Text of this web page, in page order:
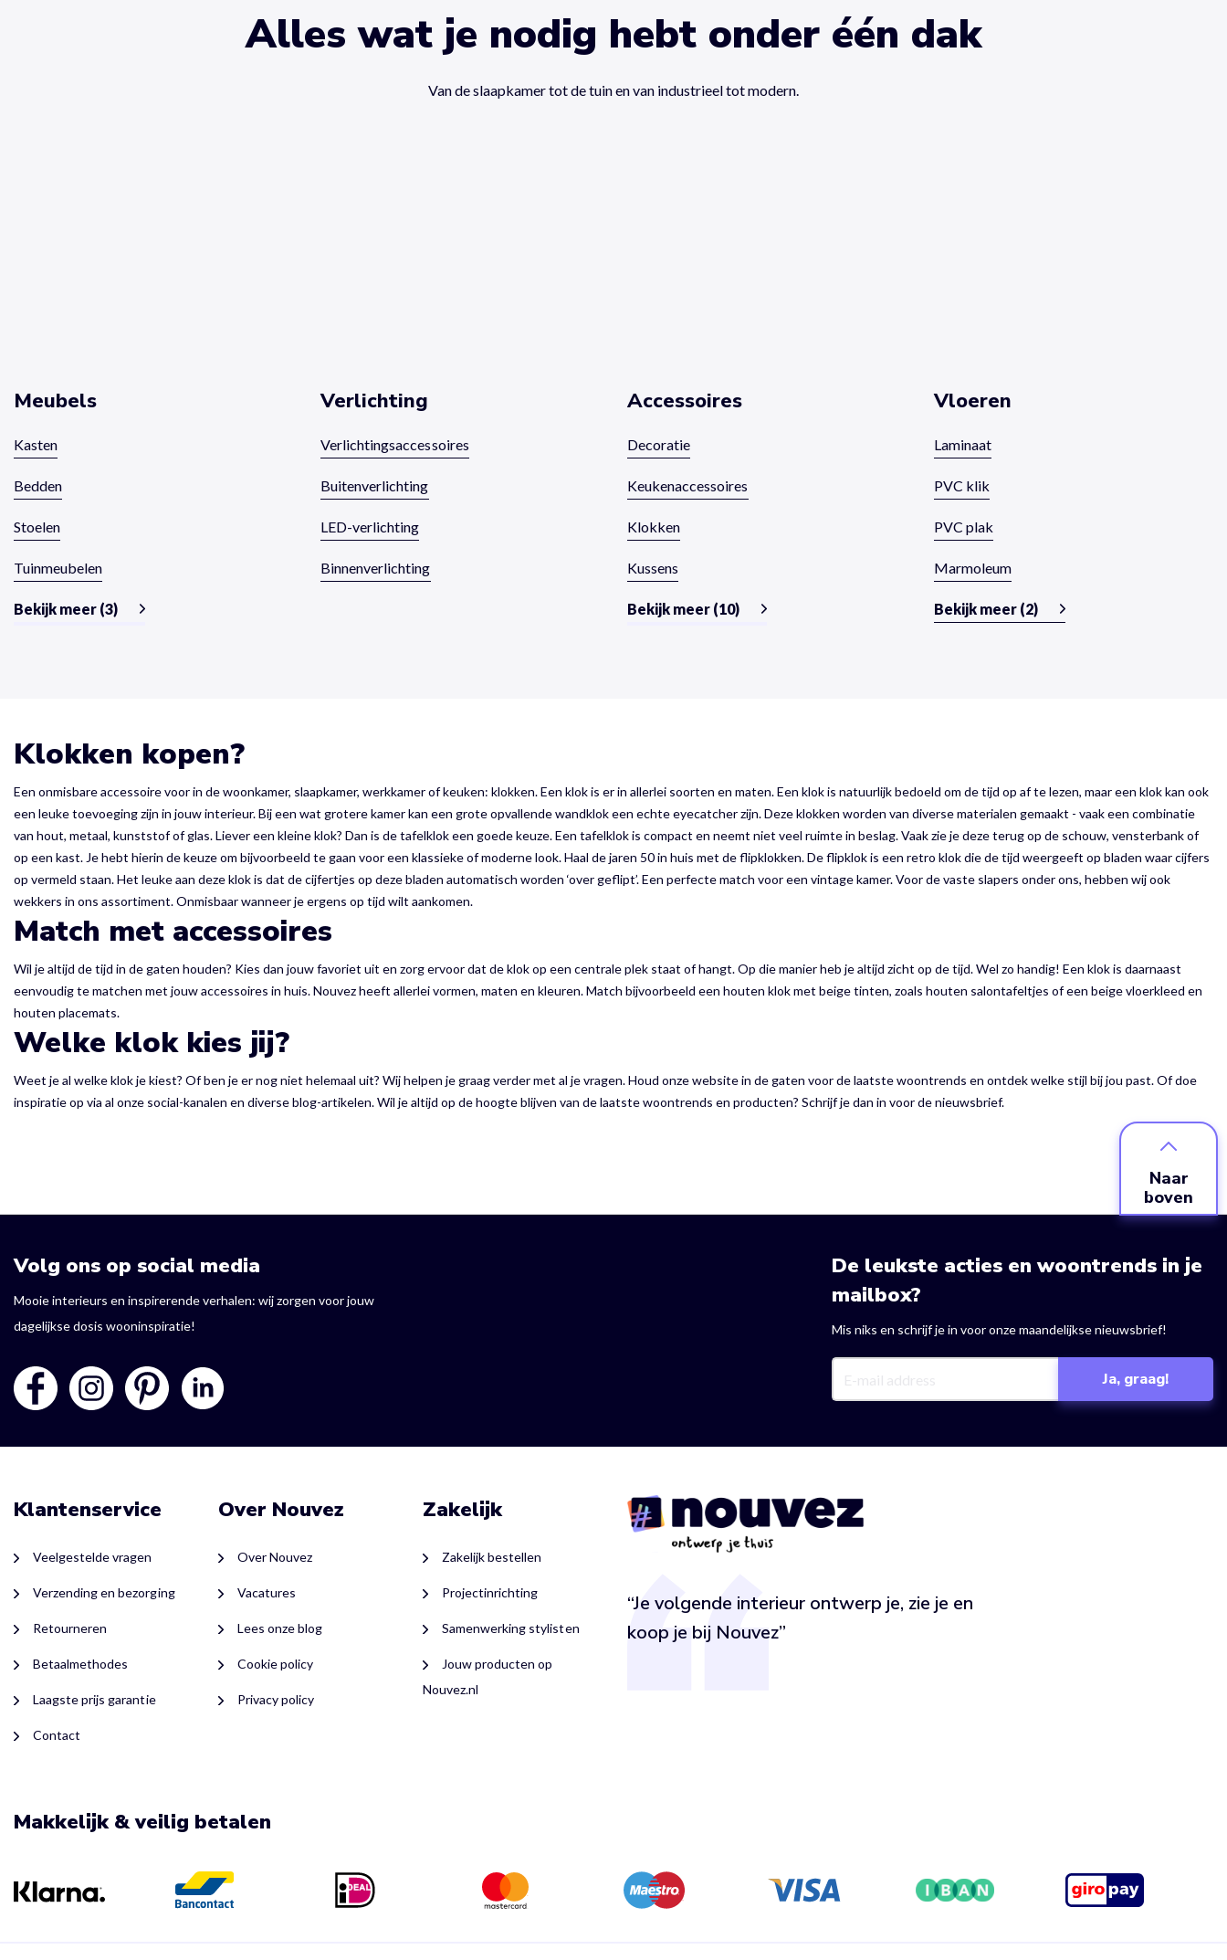
Alles wat je nodig hebt onder één dak
Van de slaapkamer tot de tuin en van industrieel tot modern.
Meubels
Kasten
Bedden
Stoelen
Tuinmeubelen
Bekijk meer (3)
Verlichting
Verlichtingsaccessoires
Buitenverlichting
LED-verlichting
Binnenverlichting
Accessoires
Decoratie
Keukenaccessoires
Klokken
Kussens
Bekijk meer (10)
Vloeren
Laminaat
PVC klik
PVC plak
Marmoleum
Bekijk meer (2)
Klokken kopen?
Een onmisbare accessoire voor in de woonkamer, slaapkamer, werkkamer of keuken: klokken. Een klok is er in allerlei soorten en maten. Een klok is natuurlijk bedoeld om de tijd op af te lezen, maar een klok kan ook
een leuke toevoeging zijn in jouw interieur. Bij een wat grotere kamer kan een grote opvallende wandklok een echte eyecatcher zijn. Deze klokken worden van diverse materialen gemaakt - vaak een combinatie
van hout, metaal, kunststof of glas. Liever een kleine klok? Dan is de tafelklok een goede keuze. Een tafelklok is compact en neemt niet veel ruimte in beslag. Vaak zie je deze terug op de schouw, vensterbank of
op een kast. Je hebt hierin de keuze om bijvoorbeeld te gaan voor een klassieke of moderne look. Haal de jaren 50 in huis met de flipklokken. De flipklok is een retro klok die de tijd weergeeft op bladen waar cijfers
op vermeld staan. Het leuke aan deze klok is dat de cijfertjes op deze bladen automatisch worden ‘over geflipt’. Een perfecte match voor een vintage kamer. Voor de vaste slapers onder ons, hebben wij ook
wekkers in ons assortiment. Onmisbaar wanneer je ergens op tijd wilt aankomen.
Match met accessoires
Wil je altijd de tijd in de gaten houden? Kies dan jouw favoriet uit en zorg ervoor dat de klok op een centrale plek staat of hangt. Op die manier heb je altijd zicht op de tijd. Wel zo handig! Een klok is daarnaast
eenvoudig te matchen met jouw accessoires in huis. Nouvez heeft allerlei vormen, maten en kleuren. Match bijvoorbeeld een houten klok met beige tinten, zoals houten salontafeltjes of een beige vloerkleed en
houten placemats.
Welke klok kies jij?
Weet je al welke klok je kiest? Of ben je er nog niet helemaal uit? Wij helpen je graag verder met al je vragen. Houd onze website in de gaten voor de laatste woontrends en ontdek welke stijl bij jou past. Of doe
inspiratie op via al onze social-kanalen en diverse blog-artikelen. Wil je altijd op de hoogte blijven van de laatste woontrends en producten? Schrijf je dan in voor de nieuwsbrief.
Naar
boven
Volg ons op social media
Mooie interieurs en inspirerende verhalen: wij zorgen voor jouw
dagelijkse dosis wooninspiratie!
De leukste acties en woontrends in je
mailbox?
Mis niks en schrijf je in voor onze maandelijkse nieuwsbrief!
Klantenservice
Veelgestelde vragen
Verzending en bezorging
Retourneren
Betaalmethodes
Laagste prijs garantie
Contact
Over Nouvez
Over Nouvez
Vacatures
Lees onze blog
Cookie policy
Privacy policy
Zakelijk
Zakelijk bestellen
Projectinrichting
Samenwerking stylisten
Jouw producten op
Nouvez.nl
“Je volgende interieur ontwerp je, zie je en
koop je bij Nouvez”
Makkelijk & veilig betalen